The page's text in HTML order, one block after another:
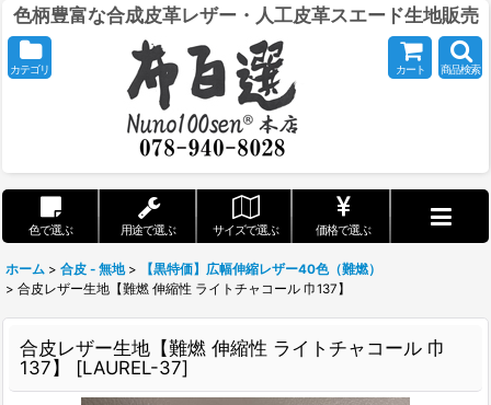
色柄豊富な合成皮革レザー・人工皮革スエード生地販売
カテゴリ カート 商品検索
色で選ぶ 用途で選ぶ サイズで選ぶ 価格で選ぶ
ホーム > 合皮 - 無地 >
【黒特価】広幅伸縮レザー40色（難燃）
> 合皮レザー生地【難燃 伸縮性 ライトチャコール 巾137】
合皮レザー生地【難燃 伸縮性 ライトチャコール 巾
137】
[LAUREL-37]